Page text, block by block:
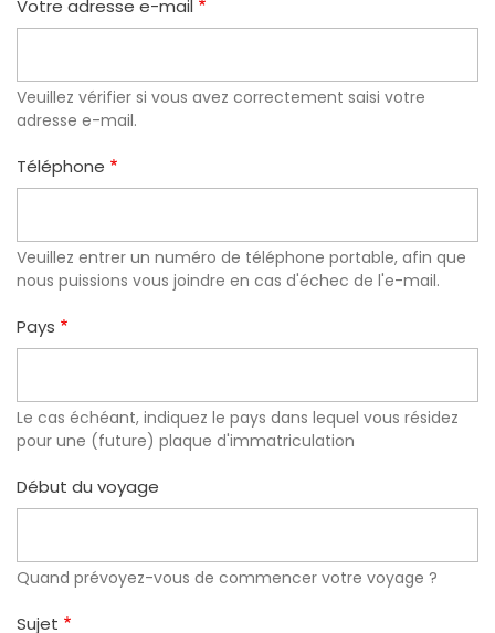
Votre adresse e-mail
Veuillez vérifier si vous avez correctement saisi votre
adresse e-mail.
Téléphone
Veuillez entrer un numéro de téléphone portable, afin que
nous puissions vous joindre en cas d'échec de l'e-mail.
Pays
Le cas échéant, indiquez le pays dans lequel vous résidez
pour une (future) plaque d'immatriculation
Début du voyage
Quand prévoyez-vous de commencer votre voyage ?
Sujet